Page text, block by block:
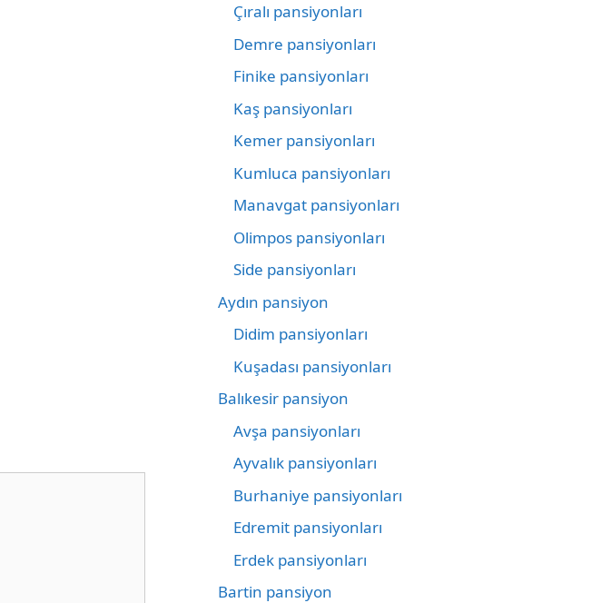
Çıralı pansiyonları
Demre pansiyonları
Finike pansiyonları
Kaş pansiyonları
Kemer pansiyonları
Kumluca pansiyonları
Manavgat pansiyonları
Olimpos pansiyonları
Side pansiyonları
Aydın pansiyon
Didim pansiyonları
Kuşadası pansiyonları
Balıkesir pansiyon
Avşa pansiyonları
Ayvalık pansiyonları
Burhaniye pansiyonları
Edremit pansiyonları
Erdek pansiyonları
Bartin pansiyon